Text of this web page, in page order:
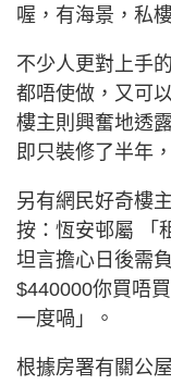
喔，有海景，私
不少人更對上手
都唔使做，又可
樓主則興奮地透
即只裝修了半年
另有網民好奇樓
按：恆安邨屬 「
坦言擔心日後需
$440000你買唔
一度喎」。
根據房署有關公